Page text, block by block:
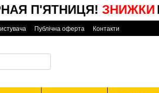
П'ЯТНИЦЯ!ЗНИЖКИНА
Публічна оферта Контакти